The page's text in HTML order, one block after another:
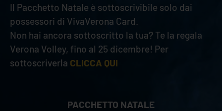
Il Pacchetto Natale è sottoscrivibile solo dai
possessori di VivaVerona Card.
Non hai ancora sottoscritto la tua? Te la regala
Verona Volley, fino al 25 dicembre! Per
sottoscriverla CLICCA QUI
PACCHETTO NATALE